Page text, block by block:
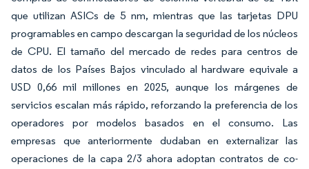
que utilizan ASICs de 5 nm, mientras que las tarjetas DPU
programables en campo descargan la seguridad de los núcleos
de CPU. El tamaño del mercado de redes para centros de
datos de los Países Bajos vinculado al hardware equivale a
USD 0,66 mil millones en 2025, aunque los márgenes de
servicios escalan más rápido, reforzando la preferencia de los
operadores por modelos basados en el consumo. Las
empresas que anteriormente dudaban en externalizar las
operaciones de la capa 2/3 ahora adoptan contratos de co-